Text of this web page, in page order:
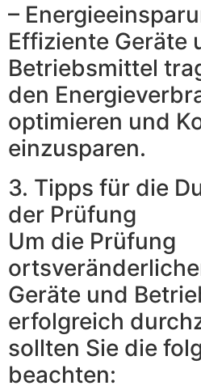
–
Effiziente Geräte
Betriebsmittel
den
optimieren und
einzusparen.
3. Tipps für die
der Prüfung
Um die Prüfung
Geräte und
erfolgreich
sollten Sie die
beachten: